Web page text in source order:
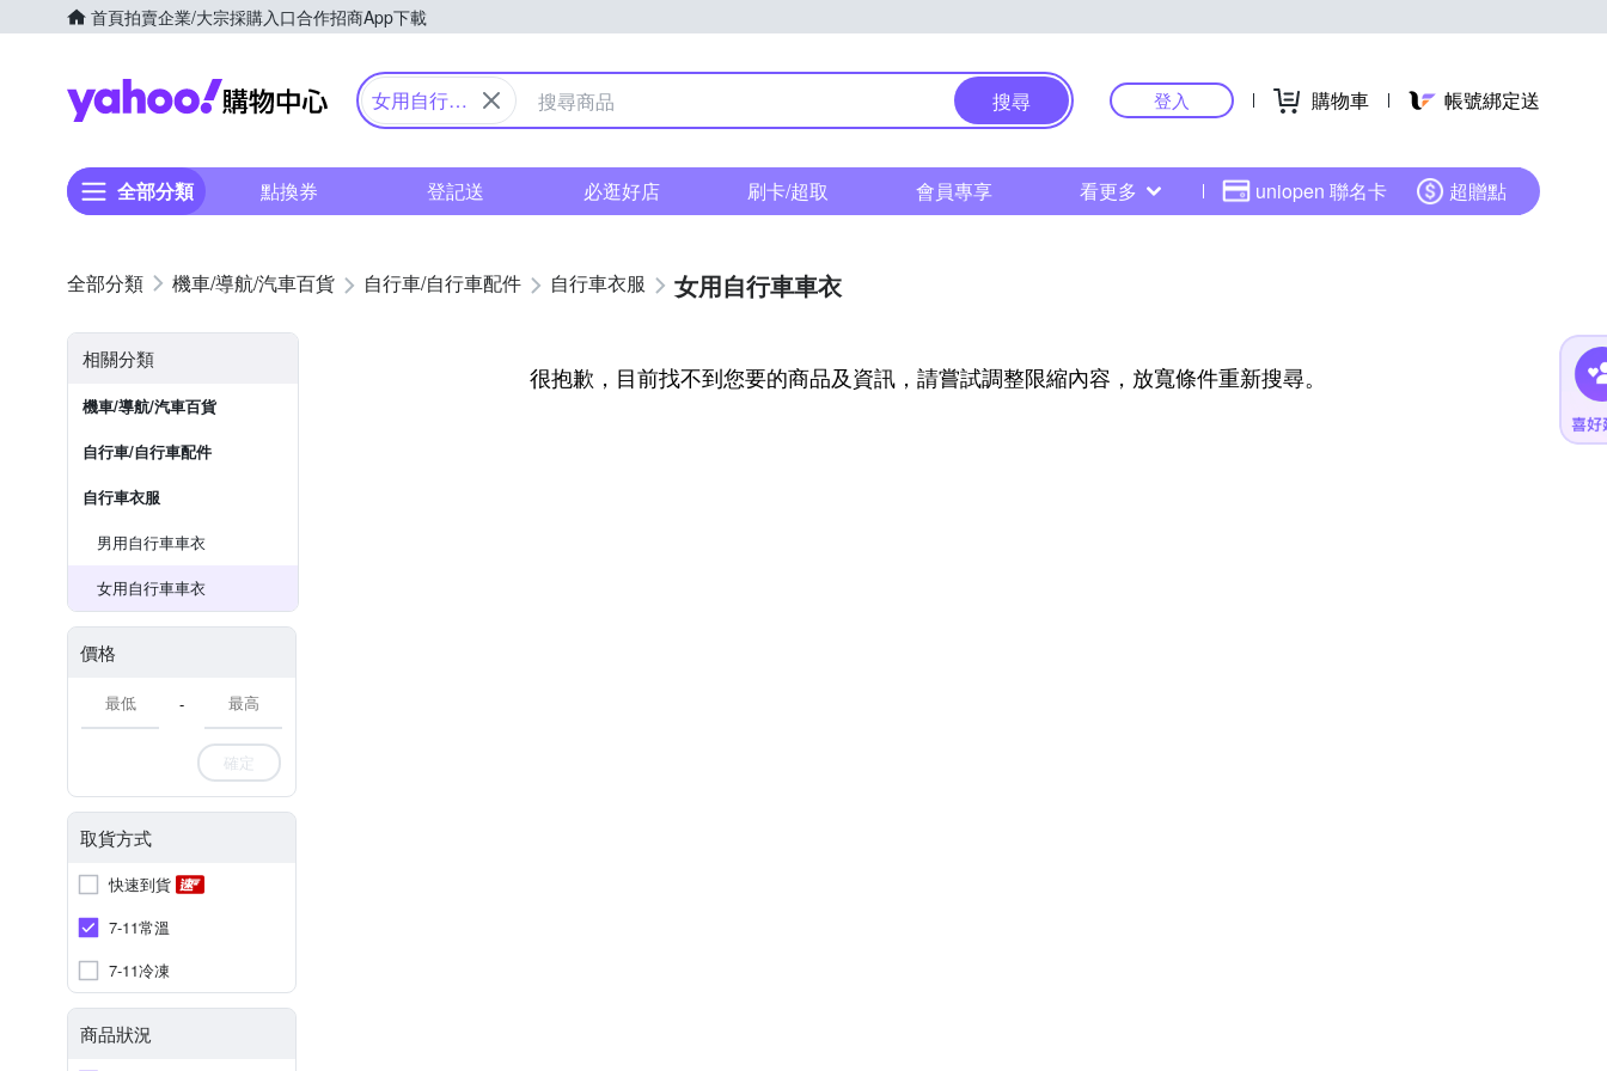
首頁拍賣企業/大宗採購入口合作招商App下載
Yahoo購物中心
女用自行車
搜尋 登入 購物車 帳號綁定送
全部分類 點換券 登記送 必逛好店 刷卡/超取 會員專享 看更多 uniopen 聯名卡 超贈點
機車/導航/汽車百貨 自行車/自行車配件 自行車衣服 女用自行車車衣
相關分類
機車/導航/汽車百貨
自行車/自行車配件
自行車衣服
男用自行車車衣
女用自行車車衣
價格
-
確定
取貨方式
快速到貨
7-11常溫
7-11冷凍
商品狀況
很抱歉，目前找不到您要的商品及資訊，請嘗試調整限縮內容，放寬條件重新搜尋。